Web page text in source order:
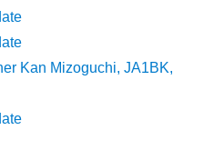
Kan Mizoguchi, JA1BK,